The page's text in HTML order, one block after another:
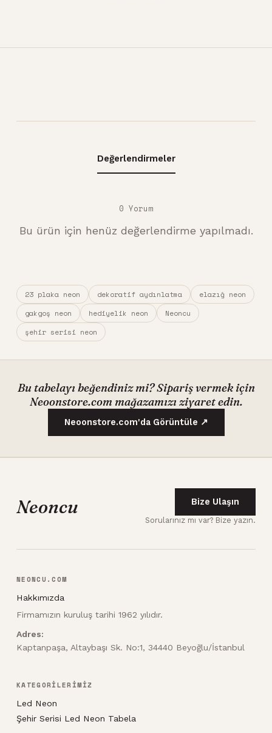
Değerlendirmeler
0 Yorum
Bu ürün için henüz değerlendirme yapılmadı.
23 plaka neon dekoratif aydınlatma
elazığ neon
gakgoş neon
hediyelik neon
Neoncu
şehir serisi neon
Bu tabelayı beğendiniz mi? Sipariş vermek için
Neoonstore.com mağazamızı ziyaret edin.
Neoonstore.com'da Görüntüle ↗
Neoncu Bize Ulaşın
Sorularınız mı var? Bize yazın.
NEONCU.COM
Hakkımızda
Firmamızın kuruluş tarihi 1962 yılıdır.
Adres:
Kaptanpaşa, Altaybaşı Sk. No:1, 34440 Beyoğlu/İstanbul
KATEGORİLERİMİZ
Led Neon
Şehir Serisi Led Neon Tabela